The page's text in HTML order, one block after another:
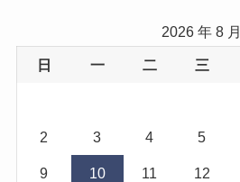
2026 年 8 月
日 一 二 三
2 3 4 5
9 10 11 12